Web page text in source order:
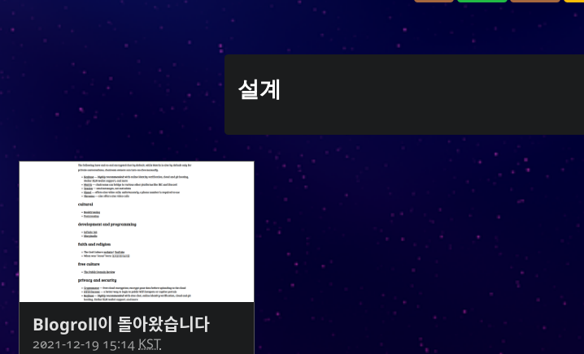
설계
Blogroll이 돌아왔습니다
2021-12-19 15:14 KST
Linklists Are Back
Semantic Web for Hugo
지금 재생 중
MoshiMoshi♡ (JP Ver.)
MoshiMoshi♡ (JP Ver.)
Unis